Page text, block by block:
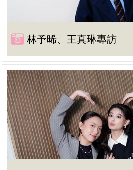
林予晞、王真琳專訪